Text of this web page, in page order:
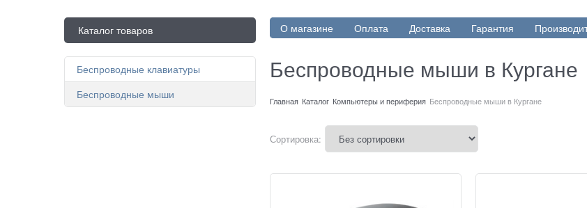
Каталог товаров О магазине Оплата Доставка Гарантия
Беспроводные клавиатуры
Беспроводные мыши
Беспроводные мыши в Кургане
Главная Каталог Компьютеры и периферия Беспроводные мыши в Кургане
Сортировка: